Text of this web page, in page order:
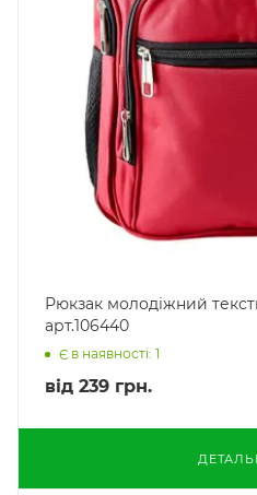
Рюкзак молодіжний
арт.106440
Є в наявності: 1
від 239 грн.